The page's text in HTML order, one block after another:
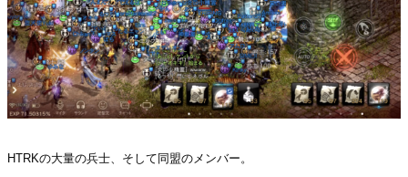
HTRKの大量の兵士、そして同盟のメンバー。